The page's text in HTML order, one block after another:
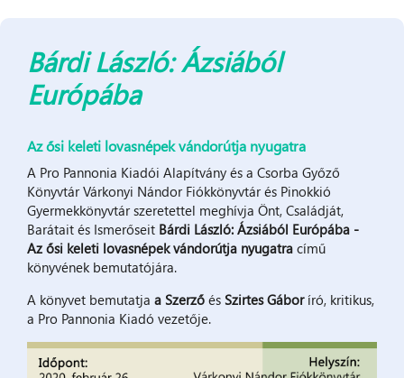
Bárdi László: Ázsiából
Európába
Az ősi keleti lovasnépek vándorútja nyugatra
A Pro Pannonia Kiadói Alapítvány és a Csorba Győző
Könyvtár Várkonyi Nándor Fiókkönyvtár és Pinokkió
Gyermekkönyvtár szeretettel meghívja Önt, Családját,
Barátait és Ismerőseit Bárdi László: Ázsiából Európába -
Az ősi keleti lovasnépek vándorútja nyugatra című
könyvének bemutatójára.
A könyvet bemutatja a Szerző és Szirtes Gáboríró, kritikus,
a Pro Pannonia Kiadó vezetője.